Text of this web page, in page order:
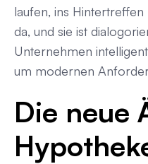
laufen, ins
da, und sie ist
Unternehmen
um modernen
Die neue